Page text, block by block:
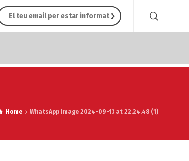
Home WhatsApp Image 2024-09-13 at 22.24.48 (1)